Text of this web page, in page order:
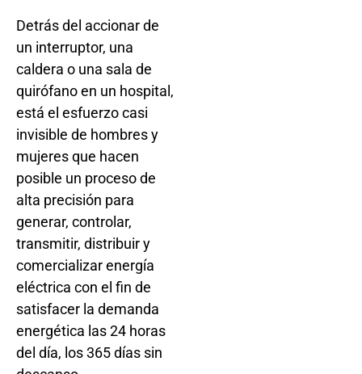
Detrás del accionar de
un interruptor, una
caldera o una sala de
quirófano en un hospital,
está el esfuerzo casi
invisible de hombres y
mujeres que hacen
posible un proceso de
alta precisión para
generar, controlar,
transmitir, distribuir y
comercializar energía
eléctrica con el fin de
satisfacer la demanda
energética las 24 horas
del día, los 365 días sin